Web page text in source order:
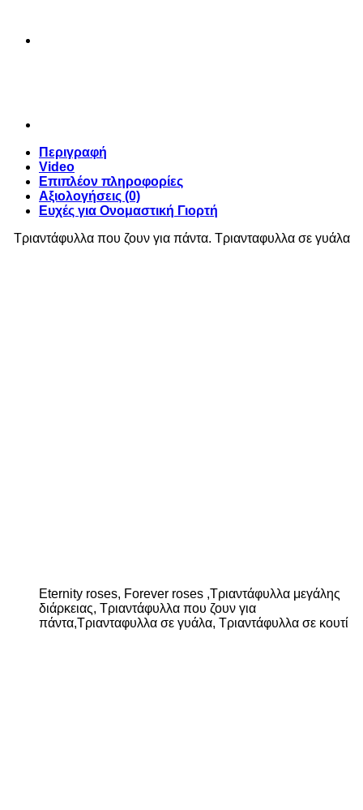
Περιγραφή
Video
Επιπλέον πληροφορίες
Αξιολογήσεις (0)
Ευχές για Ονομαστική Γιορτή
Τριαντάφυλλα που ζουν για πάντα. Τριανταφυλλα σε γυάλα
Eternity roses, Forever roses ,Τριαντάφυλλα μεγάλης
διάρκειας, Τριαντάφυλλα που ζουν για
πάντα,Τριανταφυλλα σε γυάλα, Τριαντάφυλλα σε κουτί